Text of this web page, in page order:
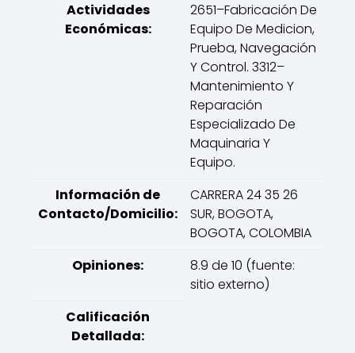
Actividades
Económicas:
2651–Fabricación De
Equipo De Medicion,
Prueba, Navegación
Y Control. 3312–
Mantenimiento Y
Reparación
Especializado De
Maquinaria Y
Equipo.
Información de
Contacto/Domicilio:
CARRERA 24 35 26
SUR, BOGOTA,
BOGOTA, COLOMBIA
Opiniones:
8.9 de 10 (fuente:
sitio externo)
Calificación
Detallada: